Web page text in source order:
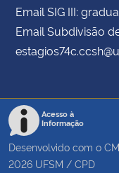
Email SIG III:
Email Subdivisão
Acesso à
Informação
Desenvolvido com o
2026 UFSM / CPD